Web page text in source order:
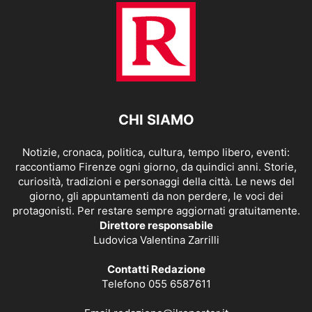
CHI SIAMO
Notizie, cronaca, politica, cultura, tempo libero, eventi:
raccontiamo Firenze ogni giorno, da quindici anni. Storie,
curiosità, tradizioni e personaggi della città. Le news del
giorno, gli appuntamenti da non perdere, le voci dei
protagonisti. Per restare sempre aggiornati gratuitamente.
Direttore responsabile
Ludovica Valentina Zarrilli
Contatti Redazione
Telefono 055 6587611